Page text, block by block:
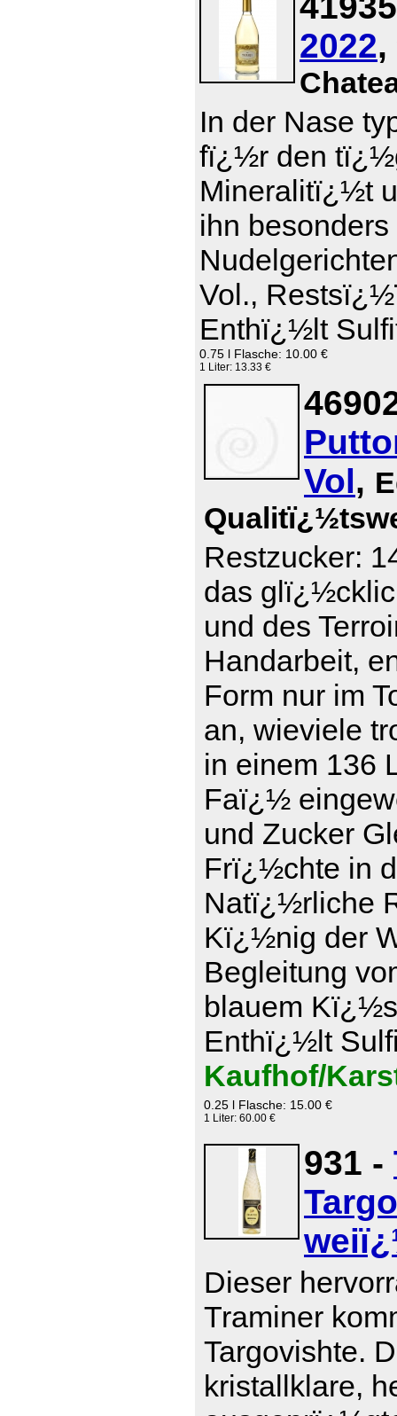
2022,
In der Nase
fï¿½r den
Mineralitï¿½t
ihn
Vol.,
Enthï¿½lt
0.75 l Flasche: 10.00 €
1 Liter: 13.33 €
Vol,
Restzucker:
das
und des
Handarbeit,
Form nur im
an, wieviele
in einem 136
Faï¿½
und Zucker
Frï¿½chte in
Natï¿½rliche
Kï¿½nig der
Begleitung
blauem
Enthï¿½lt
Kaufhof/
0.25 l Flasche: 15.00 €
1 Liter: 60.00 €
931 -
Dieser
Traminer
Targovishte.
kristallklare,